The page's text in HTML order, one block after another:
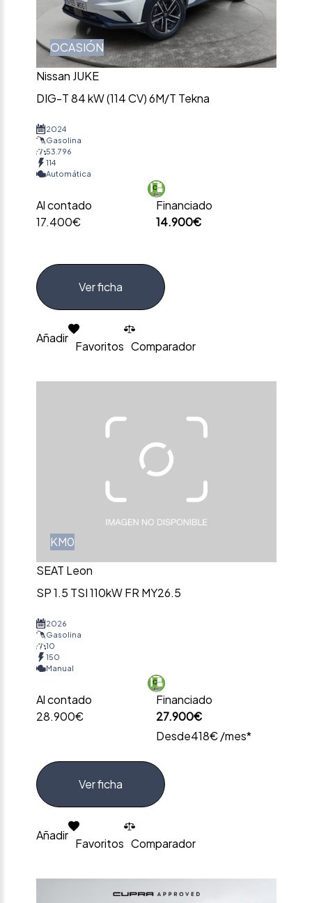
OCASIÓN
Nissan JUKE
DIG-T 84 kW (114 CV) 6M/T Tekna
2024
Gasolina
53.796
114
Automática
Al contado
17.400€
Financiado
14.900€
Ver ficha
Añadir
Favoritos Comparador
KM0
SEAT Leon
SP 1.5 TSI 110kW FR MY26.5
2026
Gasolina
10
150
Manual
Al contado
28.900€
Financiado
27.900€
Desde418€ /mes*
Ver ficha
Añadir
Favoritos Comparador